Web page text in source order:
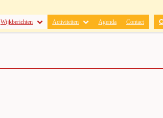
Wijkberichten Activiteiten Agenda Contact